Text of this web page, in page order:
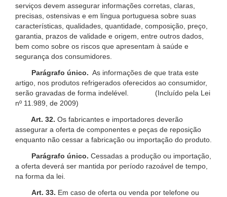
serviços devem assegurar informações corretas, claras,
precisas, ostensivas e em língua portuguesa sobre suas
características, qualidades, quantidade, composição, preço,
garantia, prazos de validade e origem, entre outros dados,
bem como sobre os riscos que apresentam à saúde e
segurança dos consumidores.
Parágrafo único. As informações de que trata este
artigo, nos produtos refrigerados oferecidos ao consumidor,
serão gravadas de forma indelével. (Incluído pela Lei
nº 11.989, de 2009)
Art. 32. Os fabricantes e importadores deverão
assegurar a oferta de componentes e peças de reposição
enquanto não cessar a fabricação ou importação do produto.
Parágrafo único. Cessadas a produção ou importação,
a oferta deverá ser mantida por período razoável de tempo,
na forma da lei.
Art. 33. Em caso de oferta ou venda por telefone ou